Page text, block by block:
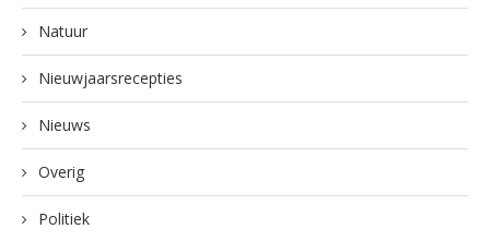
Natuur
Nieuwjaarsrecepties
Nieuws
Overig
Politiek